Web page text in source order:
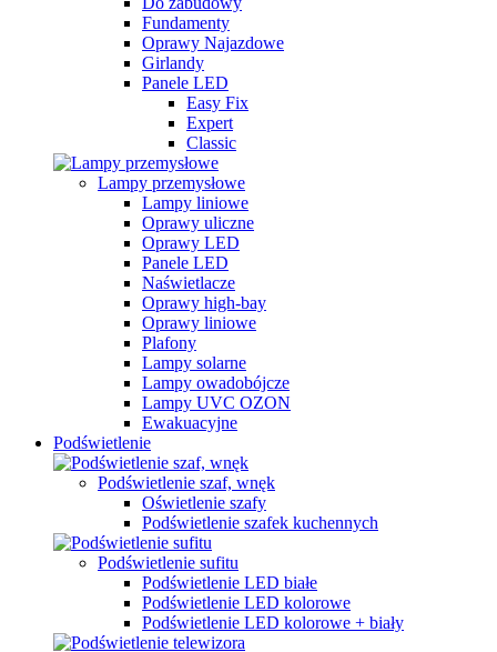
Fundamenty
Oprawy Najazdowe
Girlandy
Panele LED
Easy Fix
Expert
Classic
Lampy przemysłowe
Lampy liniowe
Oprawy uliczne
Oprawy LED
Panele LED
Naświetlacze
Oprawy high-bay
Oprawy liniowe
Plafony
Lampy solarne
Lampy owadobójcze
Lampy UVC OZON
Ewakuacyjne
Podświetlenie
Podświetlenie szaf, wnęk
Oświetlenie szafy
Podświetlenie szafek kuchennych
Podświetlenie sufitu
Podświetlenie LED białe
Podświetlenie LED kolorowe
Podświetlenie LED kolorowe + biały